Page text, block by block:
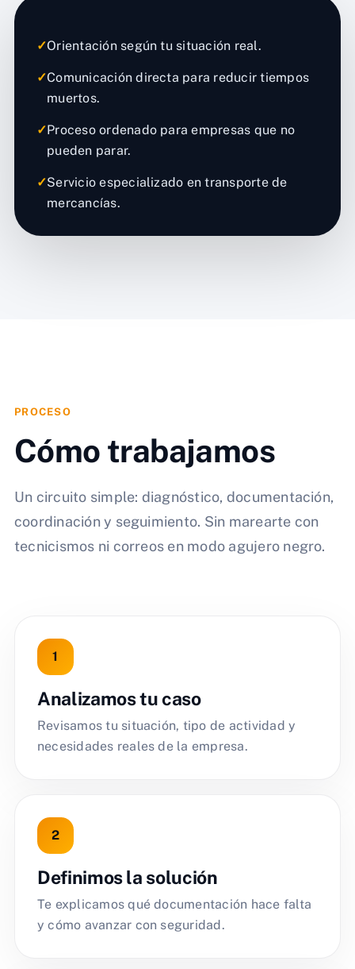
✓Orientación según tu situación real.
✓Comunicación directa para reducir tiempos
muertos.
✓Proceso ordenado para empresas que no
pueden parar.
✓Servicio especializado en transporte de
mercancías.
PROCESO
Cómo trabajamos
Un circuito simple: diagnóstico, documentación,
coordinación y seguimiento. Sin marearte con
tecnicismos ni correos en modo agujero negro.
Analizamos tu caso
Revisamos tu situación, tipo de actividad y
necesidades reales de la empresa.
Definimos la solución
Te explicamos qué documentación hace falta
y cómo avanzar con seguridad.